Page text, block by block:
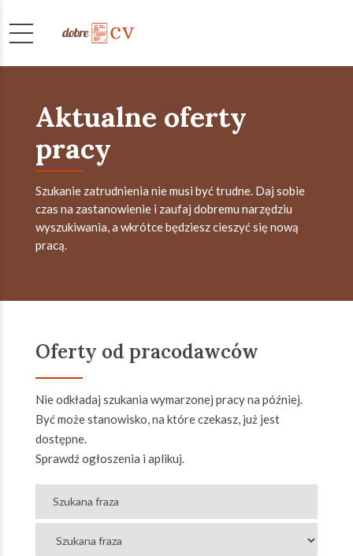
Aktualne oferty
pracy
Szukanie zatrudnienia nie musi być trudne. Daj sobie
czas na zastanowienie i zaufaj dobremu narzędziu
wyszukiwania, a wkrótce będziesz cieszyć się nową
pracą.
Oferty od pracodawców
Nie odkładaj szukania wymarzonej pracy na później.
Być może stanowisko, na które czekasz, już jest
dostępne.
Sprawdź ogłoszenia i aplikuj.